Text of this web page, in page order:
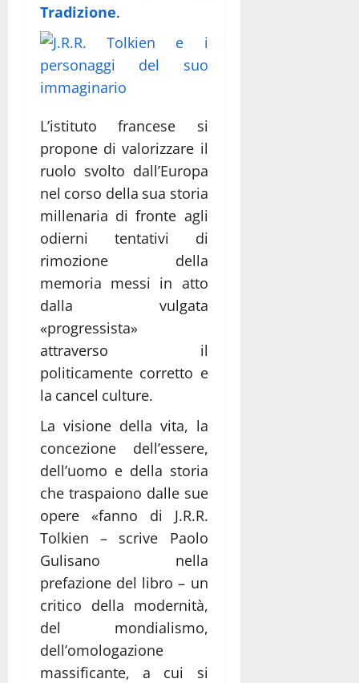
Tradizione.
L’istituto francese si
propone di valorizzare il
ruolo svolto dall’Europa
nel corso della sua storia
millenaria di fronte agli
odierni tentativi di
rimozione della
memoria messi in atto
dalla vulgata
«progressista»
attraverso il
politicamente corretto e
la cancel culture.
La visione della vita, la
concezione dell’essere,
dell’uomo e della storia
che traspaiono dalle sue
opere «fanno di J.R.R.
Tolkien – scrive Paolo
Gulisano nella
prefazione del libro – un
critico della modernità,
del mondialismo,
dell’omologazione
massificante, a cui si